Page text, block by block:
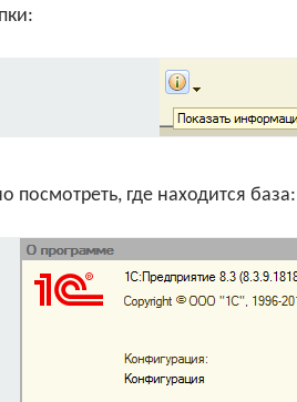
где находится база: